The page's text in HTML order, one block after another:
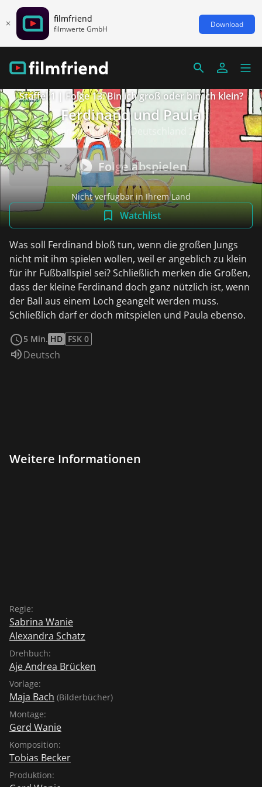
filmfriend
filmwerte GmbH Download
Staffel 1 | Folge 13: Bin ich groß oder bin ich klein?
Ferdinand und Paula
Animation/Alltag, Deutschland 2016
Folge abspielen
Nicht verfügbar in Ihrem Land
Watchlist
Was soll Ferdinand bloß tun, wenn die großen Jungs
nicht mit ihm spielen wollen, weil er angeblich zu klein
für ihr Fußballspiel sei? Schließlich merken die Großen,
dass der kleine Ferdinand doch ganz nützlich ist, wenn
der Ball aus einem Loch geangelt werden muss.
Schließlich darf er doch mitspielen und Paula ebenso.
5 Min. HD FSK 0
Sprache:
Deutsch
Weitere Informationen
Regie:
Sabrina Wanie
Alexandra Schatz
Drehbuch:
Aje Andrea Brücken
Vorlage:
Maja Bach (Bilderbücher)
Montage:
Gerd Wanie
Komposition:
Tobias Becker
Produktion: